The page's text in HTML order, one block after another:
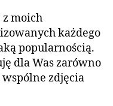
z moich
każdego
popularnością.
dla Was zarówno
zdjęcia